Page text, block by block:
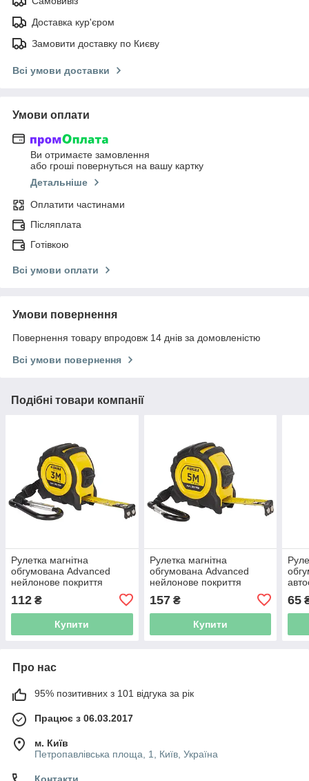
Доставка кур'єром
Замовити доставку по Києву
Всі умови доставки
Умови оплати
Ви отримаєте замовлення
або гроші повернуться на вашу картку
Детальніше
Оплатити частинами
Післяплата
Готівкою
Всі умови оплати
Умови повернення
Повернення товару впродовж 14 днів за домовленістю
Всі умови повернення
Подібні товари компанії
Рулетка магнітна
обгумована Advanced
нейлонове покриття
(3823131)
112 ₴
Купити
Рулетка магнітна
обгумована Advanced
нейлонове покриття
(3823151)
157₴
Купити
65
Про нас
95% позитивних з 101 відгука за рік
Працює з 06.03.2017
м. Київ
Петропавлівська площа, 1, Київ, Україна